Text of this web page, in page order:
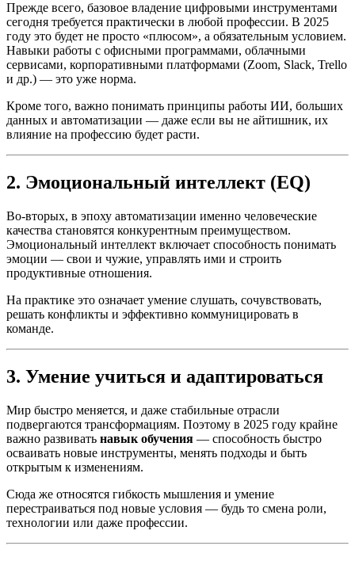
Прежде всего, базовое владение цифровыми инструментами
сегодня требуется практически в любой профессии. В 2025
году это будет не просто «плюсом», а обязательным условием.
Навыки работы с офисными программами, облачными
сервисами, корпоративными платформами (Zoom, Slack, Trello
и др.) — это уже норма.
Кроме того, важно понимать принципы работы ИИ, больших
данных и автоматизации — даже если вы не айтишник, их
влияние на профессию будет расти.
2. Эмоциональный интеллект (EQ)
Во-вторых, в эпоху автоматизации именно человеческие
качества становятся конкурентным преимуществом.
Эмоциональный интеллект включает способность понимать
эмоции — свои и чужие, управлять ими и строить
продуктивные отношения.
На практике это означает умение слушать, сочувствовать,
решать конфликты и эффективно коммуницировать в
команде.
3. Умение учиться и адаптироваться
Мир быстро меняется, и даже стабильные отрасли
подвергаются трансформациям. Поэтому в 2025 году крайне
важно развивать навык обучения — способность быстро
осваивать новые инструменты, менять подходы и быть
открытым к изменениям.
Сюда же относятся гибкость мышления и умение
перестраиваться под новые условия — будь то смена роли,
технологии или даже профессии.